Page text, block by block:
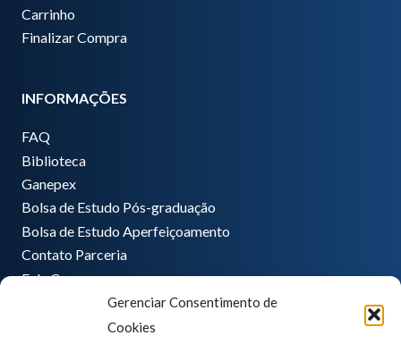
Gerenciar Consentimento de
Cookies
Carrinho
Finalizar Compra
INFORMAÇÕES
FAQ
Biblioteca
Ganepex
Bolsa de Estudo Pós-graduação
Bolsa de Estudo Aperfeiçoamento
Contato Parceria
Fale Conosco